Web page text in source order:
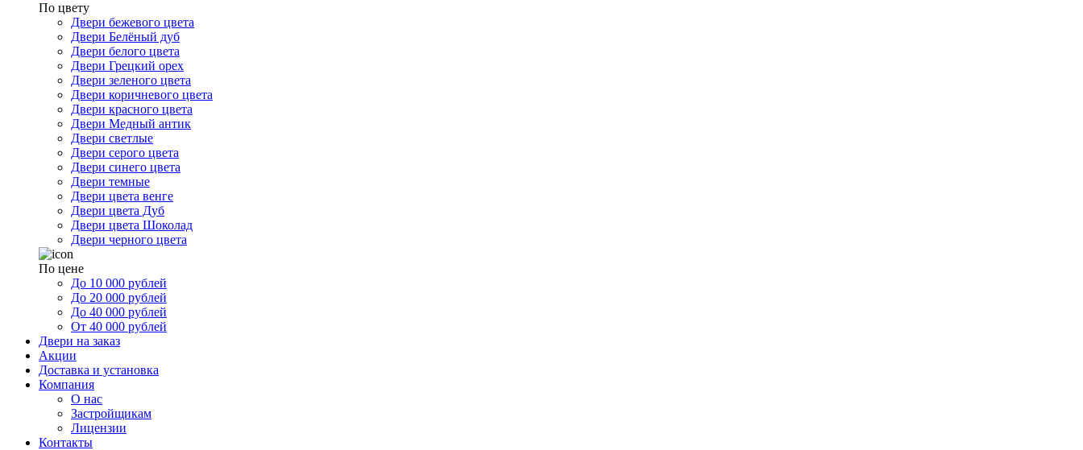
По цвету
Двери бежевого цвета
Двери Белёный дуб
Двери белого цвета
Двери Грецкий орех
Двери зеленого цвета
Двери коричневого цвета
Двери красного цвета
Двери Медный антик
Двери светлые
Двери серого цвета
Двери синего цвета
Двери темные
Двери цвета венге
Двери цвета Дуб
Двери цвета Шоколад
Двери черного цвета
По цене
До 10 000 рублей
До 20 000 рублей
До 40 000 рублей
От 40 000 рублей
Двери на заказ
Акции
Доставка и установка
Компания
О нас
Застройщикам
Лицензии
Контакты